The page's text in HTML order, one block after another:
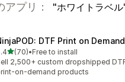
プリ： ホワイトラベル
DTF Print on Demand
5つ星中
(70)
計レビュー数：70件
•Free to install
2,500+ custom dropshipped
on-demand products